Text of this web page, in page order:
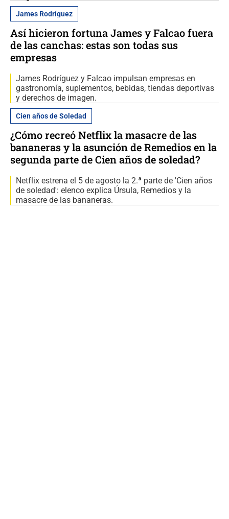
James Rodríguez
Así hicieron fortuna James y Falcao fuera
de las canchas: estas son todas sus
empresas
James Rodríguez y Falcao impulsan empresas en
gastronomía, suplementos, bebidas, tiendas deportivas
y derechos de imagen.
Cien años de Soledad
¿Cómo recreó Netflix la masacre de las
bananeras y la asunción de Remedios en la
segunda parte de Cien años de soledad?
Netflix estrena el 5 de agosto la 2.ª parte de 'Cien años
de soledad': elenco explica Úrsula, Remedios y la
masacre de las bananeras.